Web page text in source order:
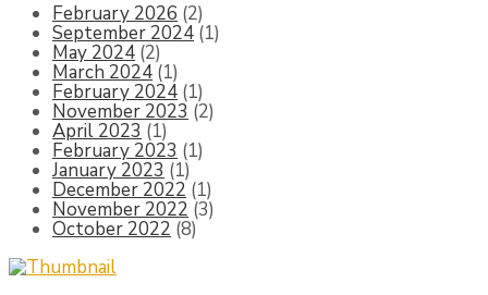
February 2026 (2)
September 2024 (1)
May 2024 (2)
March 2024 (1)
February 2024 (1)
November 2023 (2)
April 2023 (1)
February 2023 (1)
January 2023 (1)
December 2022 (1)
November 2022 (3)
October 2022 (8)